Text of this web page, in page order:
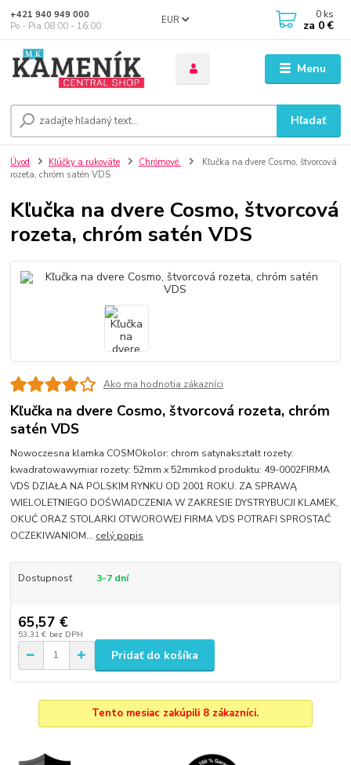
Menu
EUR
Hľadať
+421 940 949 000
Po - Pia 08:00 - 16:00
0 ks
za 0 €
Úvod Kľúčky a rukoväte Chrómové
Kľučka na dvere Cosmo, štvorcová
rozeta, chróm satén VDS
Kľučka na dvere Cosmo, štvorcová
rozeta, chróm satén VDS
Ako ma hodnotia zákazníci
Kľučka na dvere Cosmo, štvorcová rozeta, chróm
satén VDS
Nowoczesna klamka COSMOkolor: chrom satynakształt rozety:
kwadratowawymiar rozety: 52mm x 52mmkod produktu: 49-0002FIRMA
VDS DZIAŁA NA POLSKIM RYNKU OD 2001 ROKU. ZA SPRAWĄ
WIELOLETNIEGO DOŚWIADCZENIA W ZAKRESIE DYSTRYBUCJI KLAMEK,
OKUĆ ORAZ STOLARKI OTWOROWEJ FIRMA VDS POTRAFI SPROSTAĆ
OCZEKIWANIOM... celý popis
Dostupnosť 3-7 dní
65,57 €
53,31 € bez DPH
Pridať do košíka
Tento mesiac zakúpili 8 zákazníci.